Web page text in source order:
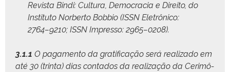
Revista Bin­di: Cul­tura, Democ­ra­cia e Dire­ito, do
Insti­tu­to Nor­ber­to Bob­bio (ISSN Eletrôni­co:
2764–9210; ISSN Impres­so: 2965–0208).
3.1.1 O paga­men­to da grat­i­fi­cação será real­iza­do em
até 30 (trin­ta) dias con­ta­dos da real­iza­ção da Cer­imô­